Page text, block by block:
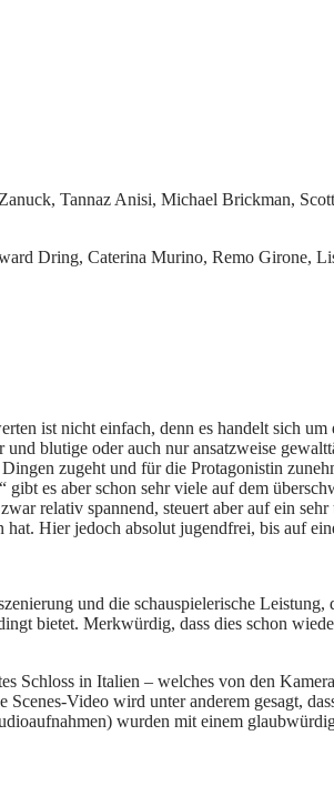
Tannaz Anisi, Michael Brickman,
Dring, Caterina Murino, Remo Girone,
ist nicht einfach, denn es handelt sich
blutige oder auch nur ansatzweise
zugeht und für die Protagonistin
es aber schon sehr viele auf dem
relativ spannend, steuert aber auf ein
hat. Hier jedoch absolut jugendfrei, bis auf
und die schauspielerische
bietet. Merkwürdig, dass dies schon
Schloss in Italien – welches von den
Video wird unter anderem gesagt,
wurden mit einem